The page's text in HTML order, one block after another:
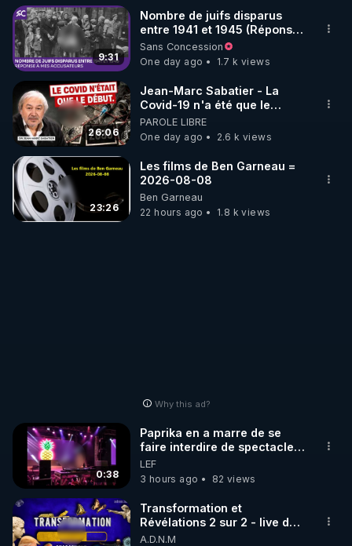
https://www.twitch.tv/bestofcomputer
APPEL AUX DONS POUR SOUTENIR MON
TRAVAIL D'INTERET PUBLIC AVEC MES LIVE
(SAMEDI 21H / CROWDBUNKER & ODYSEE &
YOUTUBE & TWITTER & VK & RUMBLE &
https://notretortureestreelle.com/dons-
bestofcomputer.html
https://tinyurl.com/grandreveil2024
9:31
Nombre de juifs disparus
entre 1941 et 1945 (Réponse
à mes accusateurs)
Sans Concession
One day ago
1.7 k views
26:06
Jean-Marc Sabatier - La
Covid-19 n'a été que le
début - L'ARNm & l'ARNm-aa
jusqu où auront-t-il ?
PAROLE LIBRE
One day ago
2.6 k views
23:26
Les films de Ben Garneau =
2026-08-08
Ben Garneau
22 hours ago
1.8 k views
Why this ad?
0:38
Paprika en a marre de se
faire interdire de spectacle.
Elle décide donc de devenir
DJ !
LEF
3 hours ago
82 views
Transformation et
Révélations 2 sur 2 - live du
07/08/26
A.D.N.M